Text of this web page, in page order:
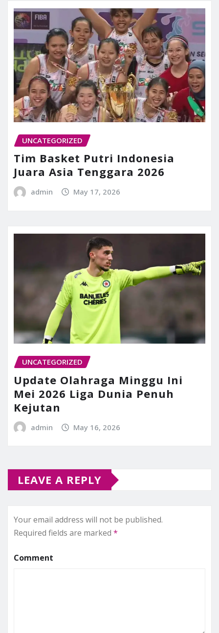
UNCATEGORIZED
Tim Basket Putri Indonesia
Juara Asia Tenggara 2026
admin May 17, 2026
UNCATEGORIZED
Update Olahraga Minggu Ini
Mei 2026 Liga Dunia Penuh
Kejutan
admin May 16, 2026
LEAVE A REPLY
Your email address will not be published.
Required fields are marked *
Comment